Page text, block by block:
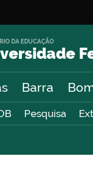
DA EDUCAÇÃO
Barra
Pesquisa